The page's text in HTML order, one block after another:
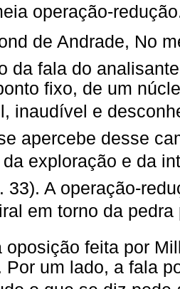
operação-
de Andrade, No
da fala do
fixo, de um
inaudível e
apercebe desse
exploração e da
33). A operação-
em torno da
oposição feita por
Por um lado, a fala